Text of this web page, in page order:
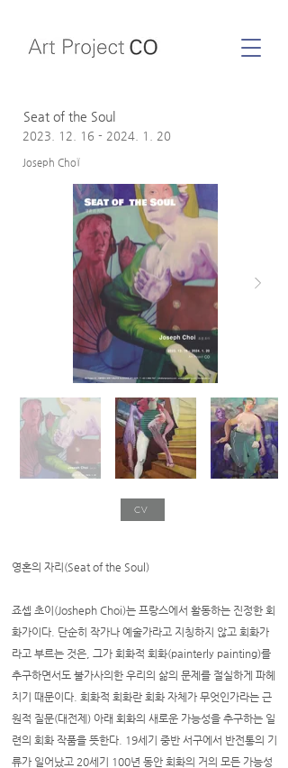
Seat of the Soul
2023. 12. 16 - 2024. 1. 20
Joseph ChoÏ
CV
영혼의 자리(Seat of the Soul)
죠셉 초이(Josheph Choi)는 프랑스에서 활동하는 진정한 회
화가이다. 단순히 작가나 예술가라고 지칭하지 않고 회화가
라고 부르는 것은, 그가 회화적 회화(painterly painting)를
추구하면서도 불가사의한 우리의 삶의 문제를 절실하게 파헤
치기 때문이다. 회화적 회화란 회화 자체가 무엇인가라는 근
원적 질문(대전제) 아래 회화의 새로운 가능성을 추구하는 일
련의 회화 작품을 뜻한다. 19세기 중반 서구에서 반전통의 기
류가 일어났고 20세기 100년 동안 회화의 거의 모든 가능성